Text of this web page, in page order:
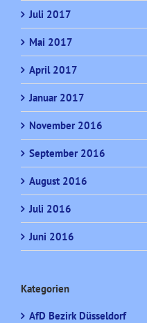
Juli 2017
Mai 2017
April 2017
Januar 2017
November 2016
September 2016
August 2016
Juli 2016
Juni 2016
Kategorien
AfD Bezirk Düsseldorf